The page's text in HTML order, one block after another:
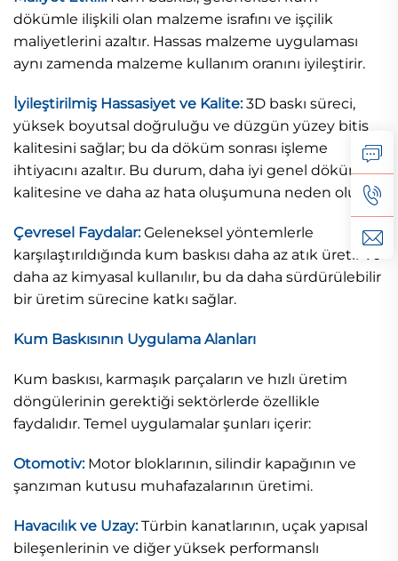
dökümle ilişkili olan malzeme israfını ve işçilik
maliyetlerini azaltır. Hassas malzeme uygulaması
aynı zamenda malzeme kullanım oranını iyileştirir.
İyileştirilmiş Hassasiyet ve Kalite:3D baskı süreci,
yüksek boyutsal doğruluğu ve düzgün yüzey bitiş
kalitesini sağlar; bu da döküm sonrası işleme
ihtiyacını azaltır. Bu durum, daha iyi genel döküm
kalitesine ve daha az hata oluşumuna neden olur.
Çevresel Faydalar:Geleneksel yöntemlerle
karşılaştırıldığında kum baskısı daha az atık üretir ve
daha az kimyasal kullanılır, bu da daha sürdürülebilir
bir üretim sürecine katkı sağlar.
Kum Baskısının Uygulama Alanları
Kum baskısı, karmaşık parçaların ve hızlı üretim
döngülerinin gerektiği sektörlerde özellikle
faydalıdır. Temel uygulamalar şunları içerir:
Otomotiv: Motor bloklarının, silindir kapağının ve
şanzıman kutusu muhafazalarının üretimi.
Havacılık ve Uzay:Türbin kanatlarının, uçak yapısal
bileşenlerinin ve diğer yüksek performanslı